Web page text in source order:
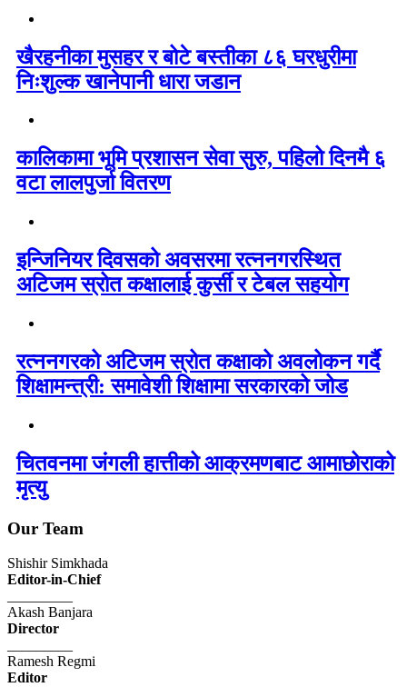
खैरहनीका मुसहर र बोटे बस्तीका ८६ घरधुरीमा
निःशुल्क खानेपानी धारा जडान
कालिकामा भूमि प्रशासन सेवा सुरु, पहिलो दिनमै ६
वटा लालपुर्जा वितरण
इन्जिनियर दिवसको अवसरमा रत्ननगरस्थित
अटिजम स्रोत कक्षालाई कुर्सी र टेबल सहयोग
रत्ननगरको अटिजम स्रोत कक्षाको अवलोकन गर्दै
शिक्षामन्त्री: समावेशी शिक्षामा सरकारको जोड
चितवनमा जंगली हात्तीको आक्रमणबाट आमाछोराको
मृत्यु
Our Team
Shishir Simkhada
Editor-in-Chief
Akash Banjara
Director
Ramesh Regmi
Editor